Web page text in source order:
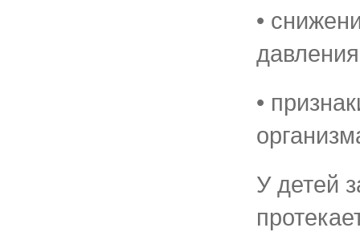
•
•
У детей